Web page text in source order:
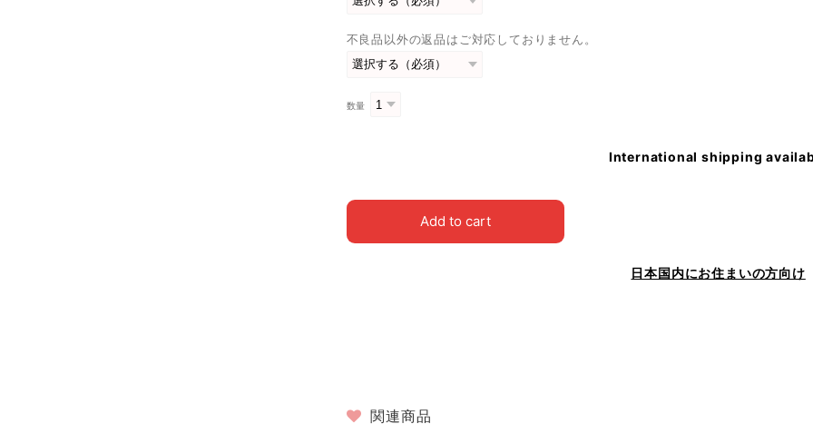
不良品以外の返品はご対応しておりません。
数量
International shipping
Add to cart
日本国内にお住まいの方向け
関連商品